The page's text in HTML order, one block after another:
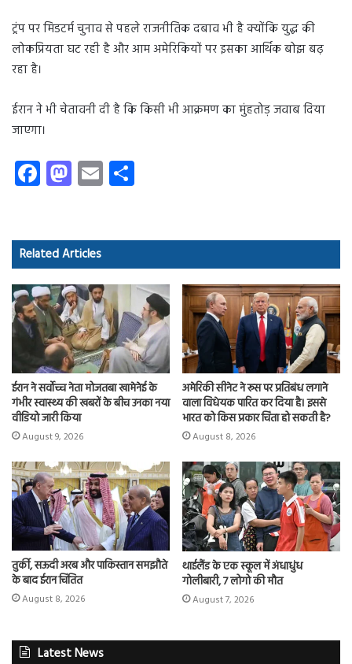
ट्रंप पर मिडटर्म चुनाव से पहले राजनीतिक दबाव भी है क्योंकि युद्ध की
लोकप्रियता घट रही है और आम अमेरिकियों पर इसका आर्थिक बोझ बढ़
रहा है।
ईरान ने भी चेतावनी दी है कि किसी भी आक्रमण का मुंहतोड़ जवाब दिया
जाएगा।
Fa
ce
o
ok
M
as
d
o
n
E
m
Related Articles
ईरान ने सर्वोच्च नेता मोजतबा खामेनेई के
गंभीर स्वास्थ्य की खबरों के बीच उनका नया
वीडियो जारी किया
August 9, 2026
अमेरिकी सीनेट ने रूस पर प्रतिबंध लगाने
वाला विधेयक पारित कर दिया है। इससे
भारत को किस प्रकार चिंता हो सकती है?
August 8, 2026
तुर्की, सऊदी अरब और पाकिस्तान समझौते
के बाद ईरान चिंतित
August 8, 2026
थाईलैंड के एक स्कूल में अंधाधुंध
गोलीबारी, 7 लोगो की मौत
August 7, 2026
Latest News